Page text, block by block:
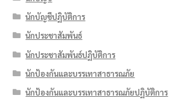
นักบัญชีปฏิบัติการ
นักประชาสัมพันธ์
นักประชาสัมพันธ์ปฏิบัติการ
นักป้องกันและบรรเทาสาธารณภัย
นักป้องกันและบรรเทาสาธารณภัยปฏิบัติการ